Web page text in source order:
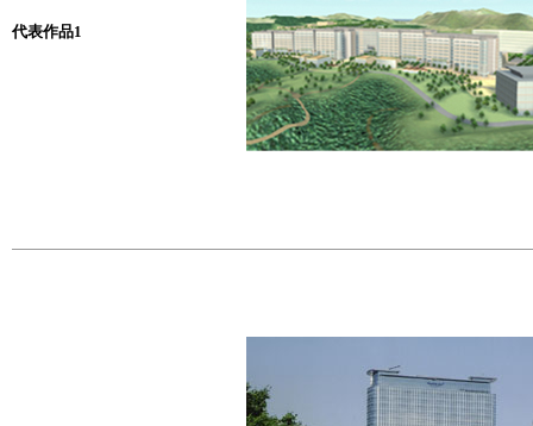
代表作品1